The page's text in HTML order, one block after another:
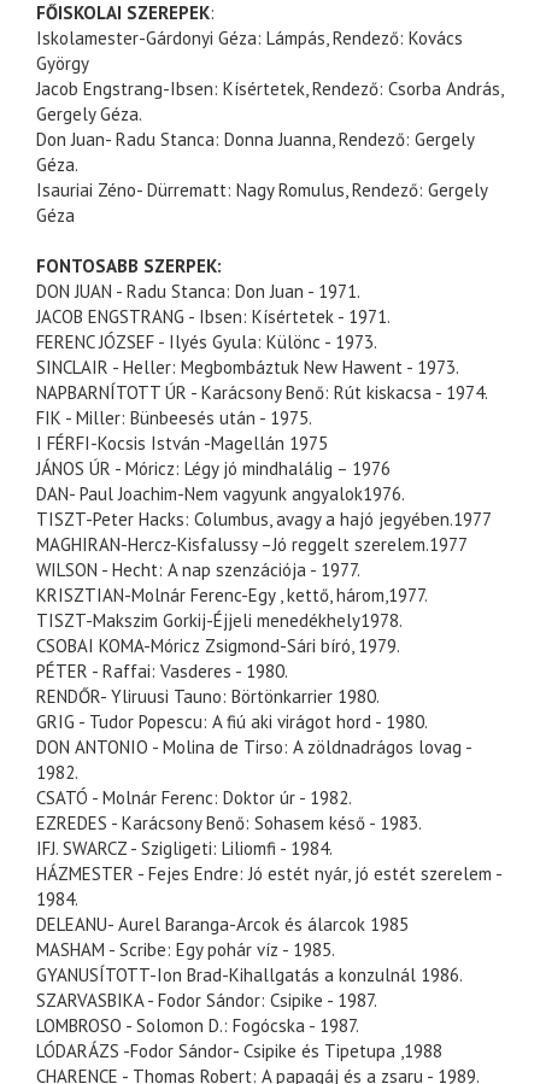
FŐISKOLAI SZEREPEK:
Iskolamester-Gárdonyi Géza: Lámpás, Rendező: Kovács
György
Jacob Engstrang-Ibsen: Kísértetek, Rendező: Csorba András,
Gergely Géza.
DonJuan- Radu Stanca: DonnaJuanna, Rendező: Gergely
Géza.
Isauriai Zéno- Dürrematt: Nagy Romulus, Rendező: Gergely
Géza
FONTOSABB SZERPEK:
DONJUAN - Radu Stanca: DonJuan - 1971.
JACOB ENGSTRANG - Ibsen: Kísértetek - 1971.
FERENC JÓZSEF - Ilyés Gyula: Különc - 1973.
SINCLAIR - Heller: Megbombáztuk New Hawent - 1973.
NAPBARNÍTOTT ÚR - Karácsony Benő: Rút kiskacsa - 1974.
FIK - Miller: Bünbeesés után - 1975.
I FÉRFI-Kocsis István -Magellán 1975
JÁNOS ÚR - Móricz: Légy jó mindhalálig – 1976
DAN- Paul Joachim-Nem vagyunk angyalok1976.
TISZT-Peter Hacks: Columbus, avagy a hajó jegyében.1977
MAGHIRAN-Hercz-Kisfalussy–Jó reggelt szerelem.1977
WILSON - Hecht: Anap szenzációja - 1977.
KRISZTIAN-Molnár Ferenc-Egy ,kettő,három,1977.
TISZT-Makszim Gorkij-Éjjeli menedékhely1978.
CSOBAI KOMA-Móricz Zsigmond-Sári bíró, 1979.
PÉTER - Raffai: Vasderes - 1980.
RENDŐR- Yliruusi Tauno: Börtönkarrier 1980.
GRIG - Tudor Popescu: Afiú aki virágot hord - 1980.
DON ANTONIO - Molina de Tirso: A zöldnadrágos lovag -
1982.
CSATÓ - Molnár Ferenc: Doktor úr - 1982.
EZREDES - Karácsony Benő: Sohasem késő - 1983.
IFJ. SWARCZ - Szigligeti: Liliomfi - 1984.
HÁZMESTER - Fejes Endre:Jó estét nyár, jó estét szerelem -
1984.
DELEANU- Aurel Baranga-Arcok és álarcok 1985
MASHAM - Scribe: Egy pohár víz - 1985.
GYANUSÍTOTT-Ion Brad-Kihallgatás a konzulnál 1986.
SZARVASBIKA- Fodor Sándor: Csipike - 1987.
LOMBROSO - Solomon D.: Fogócska - 1987.
LÓDARÁZS -Fodor Sándor- Csipike és Tipetupa ,1988
CHARENCE - Thomas Robert: A papagáj és a zsaru - 1989.